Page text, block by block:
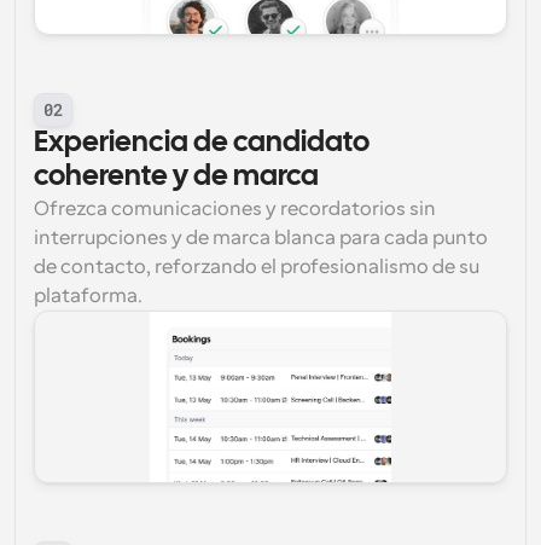
02
Experiencia de candidato
coherente y de marca
Ofrezca comunicaciones y recordatorios sin
interrupciones y de marca blanca para cada punto
de contacto, reforzando el profesionalismo de su
plataforma.